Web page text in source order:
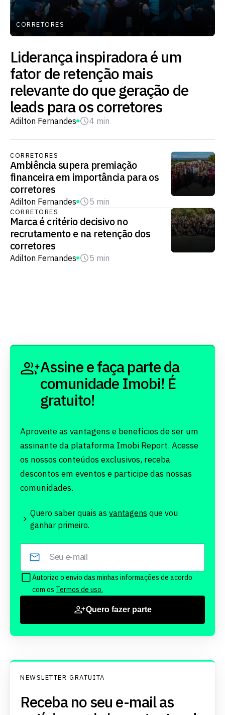
CORRETORES
Liderança inspiradora é um
fator de retenção mais
relevante do que geração de
leads para os corretores
Adilton Fernandes 4 min
CORRETORES
Ambiência supera premiação
financeira em importância para os
corretores
Adilton Fernandes 5 min
CORRETORES
Marca é critério decisivo no
recrutamento e na retenção dos
corretores
Adilton Fernandes 5 min
Assine e faça parte da
comunidade Imobi! É
gratuito!
Aproveite as vantagens e benefícios de ser um
assinante da plataforma Imobi Report. Acesse
os nossos conteúdos exclusivos, receba
descontos em eventos e participe das nossas
comunidades.
Quero saber quais as vantagens que vou
ganhar primeiro.
Autorizo o envio das minhas informações de acordo
com os Termos de uso.
Quero fazer parte
NEWSLETTER GRATUITA
Receba no seu e-mail as